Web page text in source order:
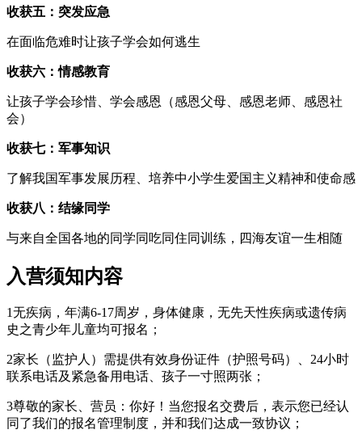
收获五：突发应急
在面临危难时让孩子学会如何逃生
收获六：情感教育
让孩子学会珍惜、学会感恩（感恩父母、感恩老师、感恩社
会）
收获七：军事知识
了解我国军事发展历程、培养中小学生爱国主义精神和使命感
收获八：结缘同学
与来自全国各地的同学同吃同住同训练，四海友谊一生相随
入营须知内容
1无疾病，年满6-17周岁，身体健康，无先天性疾病或遗传病
史之青少年儿童均可报名；
2家长（监护人）需提供有效身份证件（护照号码）、24小时
联系电话及紧急备用电话、孩子一寸照两张；
3尊敬的家长、营员：你好！当您报名交费后，表示您已经认
同了我们的报名管理制度，并和我们达成一致协议；